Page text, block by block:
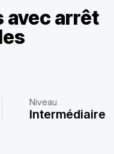
avec arrêt
Niveau
Intermédiaire